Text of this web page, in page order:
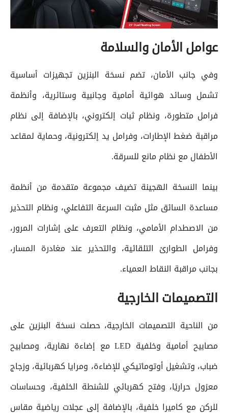
عوامل الأمان والسلامة
وفي جانب الأمان، تضم نسخة البنزين تجهيزات أساسية
تشمل وسائد هوائية أمامية وجانبية وستائرية، وأنظمة
فرامل متطورة، ونظام ثبات إلكتروني، بالإضافة إلى نظام
مراقبة ضغط الإطارات، وفرامل يد إلكترونية، وحماية لمقاعد
الأطفال مع نظام مانع للسرقة.
بينما النسخة الهجينة تضيف مجموعة متقدمة من أنظمة
مساعدة السائق مثل مثبت السرعة التفاعلي، ونظام التحذير
من الاصطدام الأمامي، ونظام التعرف على إشارات المرور،
وفرامل الطوارئ التلقائية، والتحذير عند مغادرة المسار،
بجانب مراقبة النقاط العمياء.
التصميمات الخارجية
من الناحية التصميمات الخارجية، حصلت نسخة البنزين على
مصابيح أمامية وخلفية LED مع إضاءة نهارية، ومصابيح
ضباب، وتشغيل أوتوماتيكي للإضاءة، ومرايا كهربائية، وزجاج
معزول حراريًا، وفتح كهربائي للشنطة الخلفية، وحساسات
للركن مع كاميرا خلفية، بالإضافة إلى عجلات رياضية مقاس